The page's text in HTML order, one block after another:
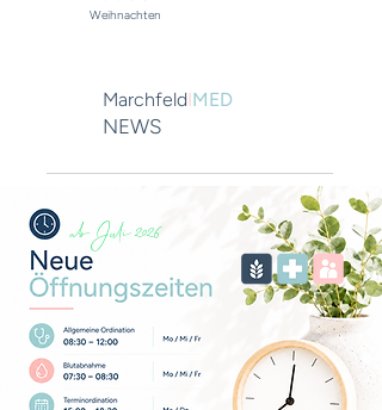
Weihnachten
MarchfeldIMED
NEWS
ab Juli 2026